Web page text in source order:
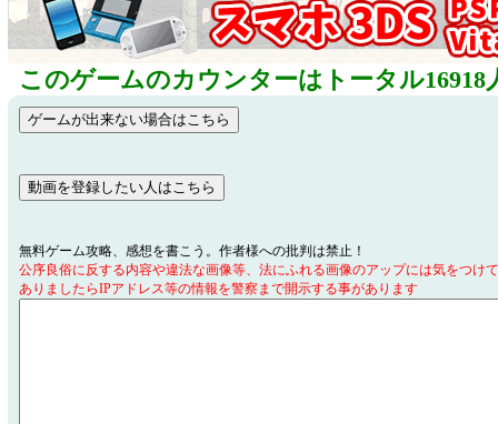
このゲームのカウンターはトータル16918
無料ゲーム攻略、感想を書こう。作者様への批判は禁止！
公序良俗に反する内容や違法な画像等、法にふれる画像のアップには気をつけ
ありましたらIPアドレス等の情報を警察まで開示する事があります